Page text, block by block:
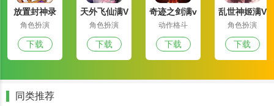
1、界面简洁：软件界面设计简洁明了，使用户能够轻松找到想要观
看或阅读的动漫作品。
2、运行平稳：软件运行平稳，没有任何滞后，使用户享受流畅的观
看和阅读体验。
无缝切换。
放置封神录
满v版
角色扮演
下载
天外飞仙满V
版
角色扮演
下载
奇迹之剑满v
版
动作格斗
下载
乱世神姬满V
版
角色扮演
下载
同类推荐